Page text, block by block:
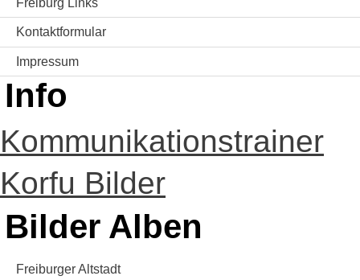
Freiburg Links
Kontaktformular
Impressum
Info
Kommunikationstrainer
Korfu Bilder
Bilder Alben
Freiburger Altstadt